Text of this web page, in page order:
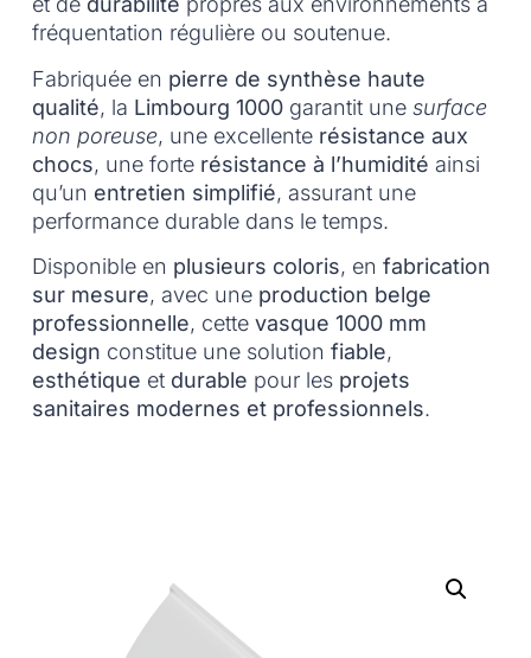
fréquentation régulière ou soutenue.
Fabriquée en pierre de synthèse haute
qualité, la Limbourg 1000garantit une surface
non poreuse, une excellente résistance aux
chocs, une forte résistance à l’humidité ainsi
qu’un entretien simplifié, assurant une
performance durable dans le temps.
Disponible en plusieurs coloris, en fabrication
sur mesure, avec une production belge
professionnelle, cette vasque 1000 mm
design constitue une solution fiable,
esthétique et durable pour les projets
sanitaires modernes et professionnels.